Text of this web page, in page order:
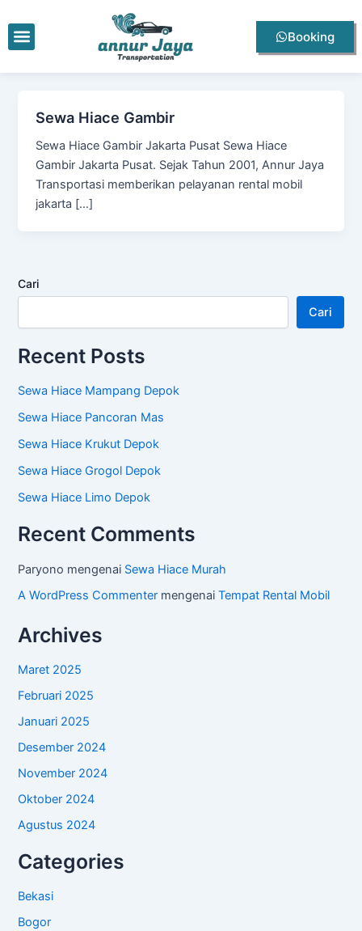
ke
konten
Menu Booking
Sewa Hiace Gambir
Sewa Hiace Gambir Jakarta Pusat Sewa Hiace
Gambir Jakarta Pusat. Sejak Tahun 2001, Annur Jaya
Transportasi memberikan pelayanan rental mobil
jakarta […]
Cari
Cari
Recent Posts
Sewa Hiace Mampang Depok
Sewa Hiace Pancoran Mas
Sewa Hiace Krukut Depok
Sewa Hiace Grogol Depok
Sewa Hiace Limo Depok
Recent Comments
Paryono mengenai Sewa Hiace Murah
A WordPress Commenter mengenaiTempat Rental Mobil
Archives
Maret 2025
Februari 2025
Januari 2025
Desember 2024
November 2024
Oktober 2024
Agustus 2024
Categories
Bekasi
Bogor